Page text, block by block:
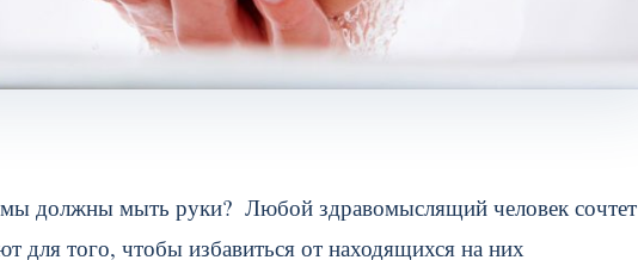
должны мыть руки? Любой здравомыслящий человек сочтет
того, чтобы избавиться от находящихся на них